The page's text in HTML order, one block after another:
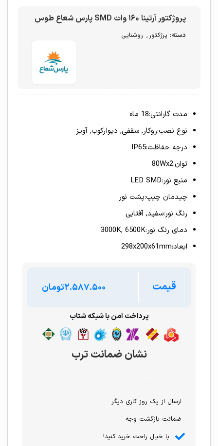
پروژکتور آرتینا ۱۶۰ وات SMD پارس شعاع طوس
دسته: پرژکتور, روشنایی
مدت گارانتی:18 ماه
نوع نصب:روکار, سقفی, دیوارکوب, آویز
درجه حفاظت:IP65
توان:80Wx2
منبع نور:LED SMD
چیدمان چیپ:پشت نور
رنگ نور:سفید, آفتابی
دمای رنگ نور:3000K, 6500K
ابعاد:298x200x61mm
قیمت تومان
پرداخت امن با شبکه شتاب
نشان ضمانت ترب
ارسال از یک روز کاری دیگر
ضمانت بازگشت وجه
با خیال راحت خرید کنید!